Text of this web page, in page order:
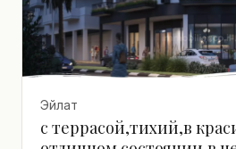
Эйлат
с террасой,тихий,в